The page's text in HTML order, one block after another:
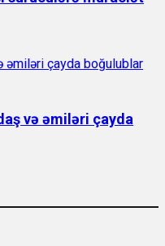
və əmiləri çayda